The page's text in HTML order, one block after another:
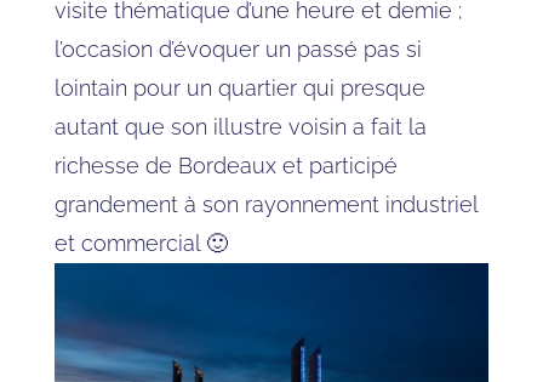
visite thématique d’une heure et demie ;
l’occasion d’évoquer un passé pas si
lointain pour un quartier qui presque
autant que son illustre voisin a fait la
richesse de Bordeaux et participé
grandement à son rayonnement industriel
et commercial 🙂